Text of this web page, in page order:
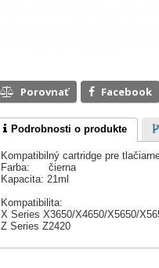
Porovnať Facebook
Podrobnosti o produkte
Kompatibilný cartridge pre
Farba: čierna
Kapacita: 21ml
Kompatibilita:
X Series X3650/X4650/X5650/
Z Series Z2420